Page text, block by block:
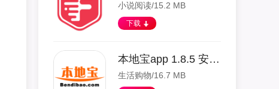
小说阅读/15.2 MB
下载
本地宝app 1.8.5 安卓版
生活购物/16.7 MB